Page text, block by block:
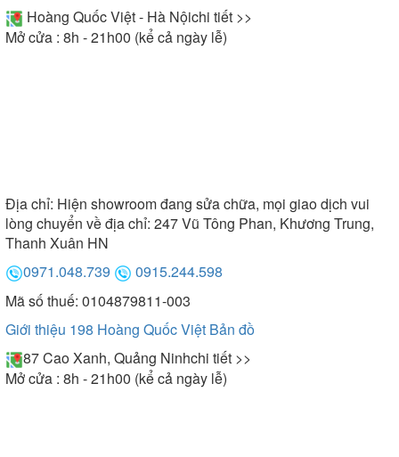
Hoàng Quốc Việt - Hà Nộichi tiết >>
Mở cửa : 8h - 21h00 (kể cả ngày lễ)
Địa chỉ: Hiện showroom đang sửa chữa, mọi giao dịch vui
lòng chuyển về địa chỉ: 247 Vũ Tông Phan, Khương Trung,
Thanh Xuân HN
0971.048.739
0915.244.598
Mã số thuế: 0104879811-003
Giới thiệu 198 Hoàng Quốc Việt Bản đồ
87 Cao Xanh, Quảng Ninhchi tiết >>
Mở cửa : 8h - 21h00 (kể cả ngày lễ)